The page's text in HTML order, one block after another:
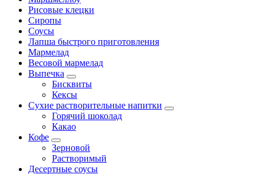
Рисовые клецки
Сиропы
Соусы
Лапша быстрого приготовления
Мармелад
Весовой мармелад
Выпечка
Бисквиты
Кексы
Сухие растворительные напитки
Горячий шоколад
Какао
Кофе
Зерновой
Растворимый
Десертные соусы